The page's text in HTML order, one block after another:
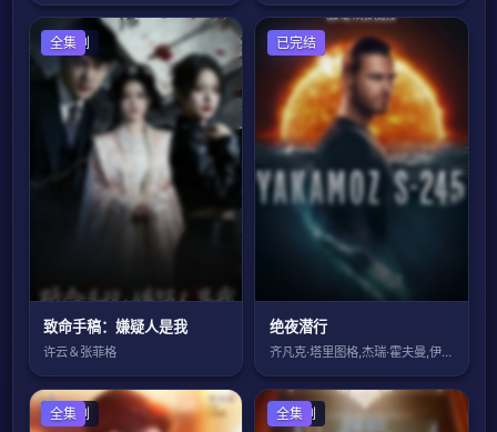
国产剧
全集
致命手稿：嫌疑人是我
许云＆张菲格
欧美剧
已完结
绝夜潜行
齐凡克·塔里图格,杰瑞·霍夫曼,伊塞姆·
国产剧
全集 国产剧
全集